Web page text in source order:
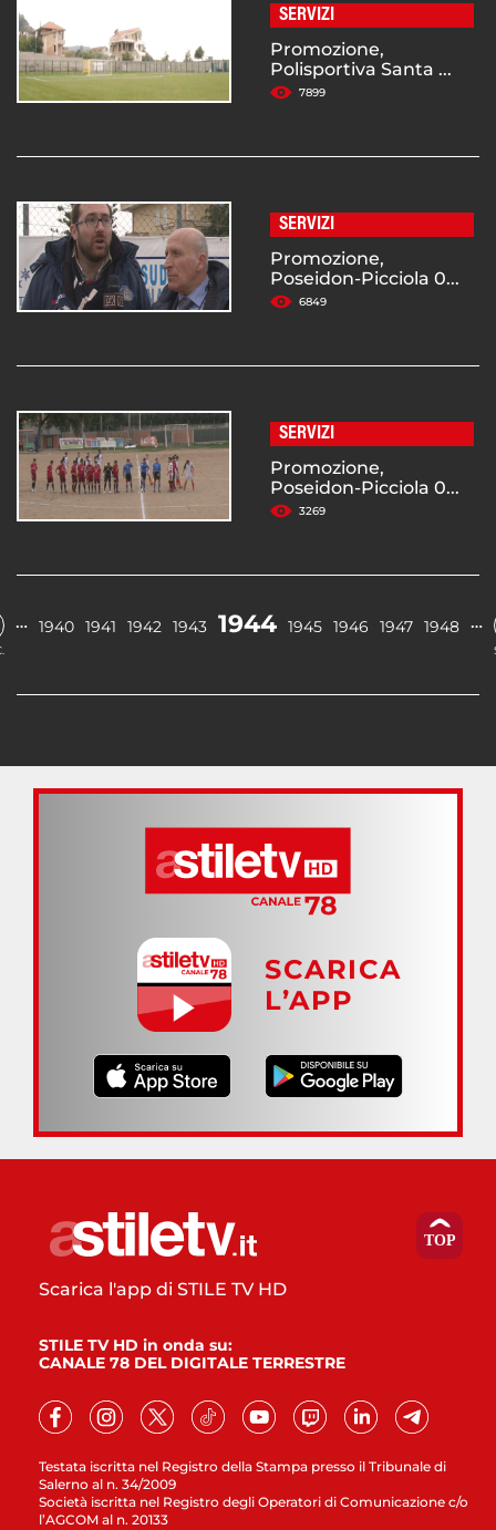
SERVIZI
Promozione,
Polisportiva Santa ...
7899
SERVIZI
Promozione,
Poseidon-Picciola 0...
6849
SERVIZI
Promozione,
Poseidon-Picciola 0...
3269
… 1940 1941 1942 1943 1944 1945 1946 1947 1948 …
SCARICA
L’APP
Testata iscritta nel Registro della Stampa presso il Tribunale di
Salerno al n. 34/2009
Società iscritta nel Registro degli Operatori di Comunicazione c/o
l’AGCOM al n. 20133
Scarica l'app di STILE TV HD
STILE TV HD in onda su:
CANALE 78 DEL DIGITALE TERRESTRE